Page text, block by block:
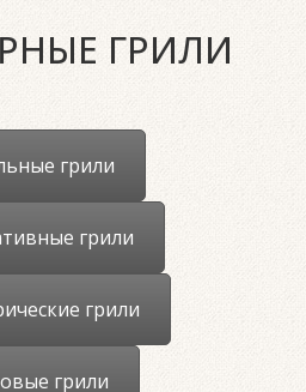
ГРИЛИ
грили
грили
грили
грили